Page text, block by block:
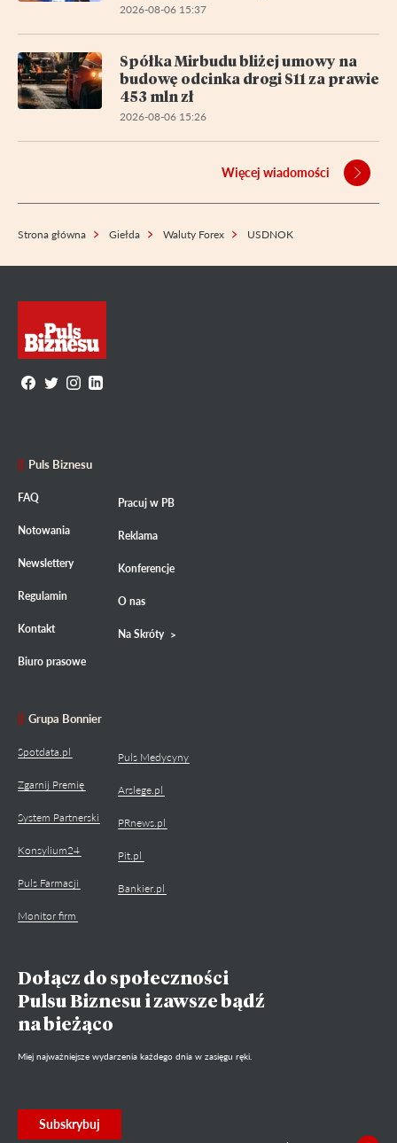
2026-08-06 15:37
Spółka Mirbudu bliżej umowy na
budowę odcinka drogi S11 za prawie
453 mln zł
2026-08-06 15:26
Więcej wiadomości
Strona główna Giełda Waluty Forex USDNOK
Puls Biznesu
FAQ
Notowania
Newslettery
Regulamin
Kontakt
Biuro prasowe
Pracuj w PB
Reklama
Konferencje
O nas
Na Skróty
Grupa Bonnier
Spotdata.pl
Zgarnij Premię
System Partnerski
Konsylium24
Puls Farmacji
Monitor firm
Puls Medycyny
Arslege.pl
PRnews.pl
Pit.pl
Bankier.pl
Dołącz do społeczności
Pulsu Biznesu i zawsze bądź
na bieżąco
Miej najważniejsze wydarzenia każdego dnia w zasięgu ręki.
Subskrybuj